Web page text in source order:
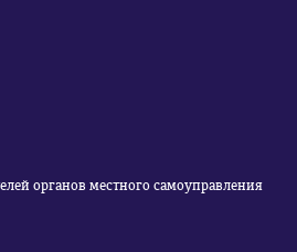
органов местного самоуправления